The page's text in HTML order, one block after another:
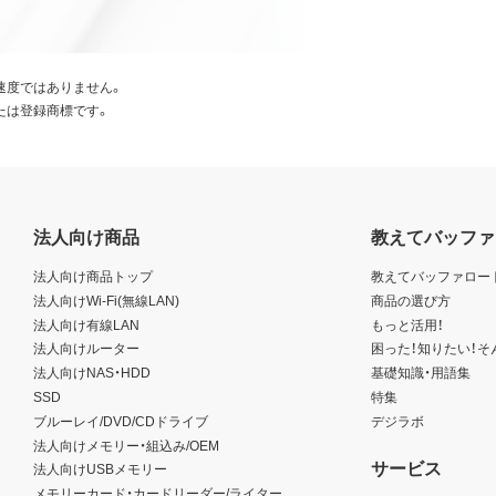
ではありません。
登録商標です。
法人向け商品
法人向け商品トップ
法人向けWi-Fi(無線LAN)
法人向け有線LAN
法人向けルーター
法人向けNAS・HDD
SSD
ブルーレイ/DVD/CDドライブ
法人向けメモリー・組込み/OEM
法人向けUSBメモリー
教えてバッフ
教えてバッファロー
商品の選び方
もっと活用！
困った！知りたい！
基礎知識・用語集
特集
デジラボ
サービス